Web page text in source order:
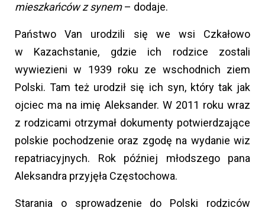
mieszkańców z synem– dodaje.
Państwo Van urodzili się we wsi Czkałowo
w Kazachstanie, gdzie ich rodzice zostali
wywiezieni w 1939 roku ze wschodnich ziem
Polski. Tam też urodził się ich syn, który tak jak
ojciec ma na imię Aleksander. W 2011 roku wraz
z rodzicami otrzymał dokumenty potwierdzające
polskie pochodzenie oraz zgodę na wydanie wiz
repatriacyjnych. Rok później młodszego pana
Aleksandra przyjęła Częstochowa.
Starania o sprowadzenie do Polski rodziców